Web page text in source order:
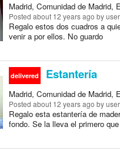
Madrid, Comunidad de Madrid,
Posted about 12 years ago by
Regalo estos dos cuadros a
venir a por ellos. No guardo
delivered Estantería
Madrid, Comunidad de Madrid,
Posted about 12 years ago by
Regalo esta estantería de
fondo. Se la lleva el primero